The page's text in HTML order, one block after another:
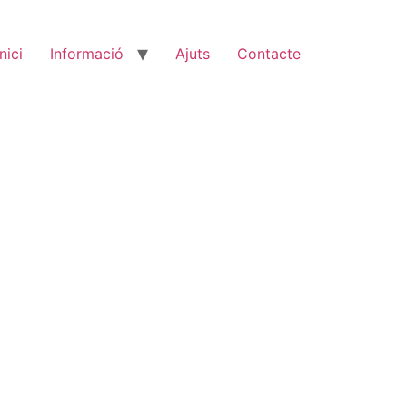
Informació Ajuts Contacte